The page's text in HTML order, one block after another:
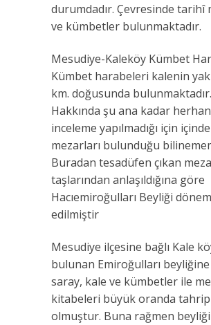
durumdadır. Çevresinde tarihî
ve kümbetler bulunmaktadır.
Mesudiye-Kaleköy Kümbet
Kümbet harabeleri kalenin
km. doğusunda bulunmaktadır.
Hakkında şu ana kadar
inceleme yapılmadığı için
mezarları bulunduğu
Buradan tesadüfen çıkan
taşlarından anlaşıldığına göre
Hacıemiroğulları Beyliği
edilmiştir
Mesudiye ilçesine bağlı Kale
bulunan Emiroğulları
saray, kale ve kümbetler ile
kitabeleri büyük oranda tahrip
olmuştur. Buna rağmen